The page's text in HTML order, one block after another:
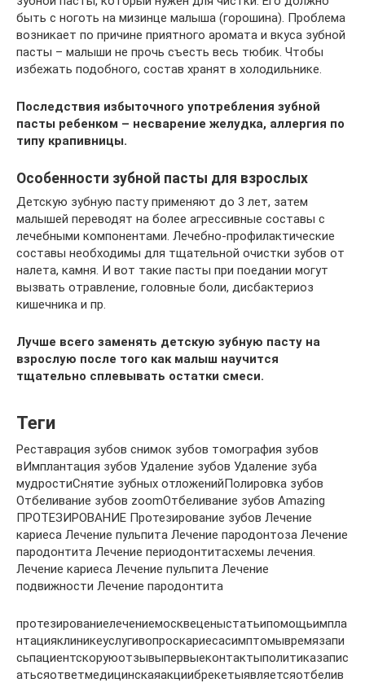
быть с ноготь на мизинце малыша (горошина). Проблема
возникает по причине приятного аромата и вкуса зубной
пасты – малыши не прочь съесть весь тюбик. Чтобы
избежать подобного, состав хранят в холодильнике.
Последствия избыточного употребления зубной
пасты ребенком – несварение желудка, аллергия по
типу крапивницы.
Особенности зубной пасты для взрослых
Детскую зубную пасту применяют до 3 лет, затем
малышей переводят на более агрессивные составы с
лечебными компонентами. Лечебно-профилактические
составы необходимы для тщательной очистки зубов от
налета, камня. И вот такие пасты при поедании могут
вызвать отравление, головные боли, дисбактериоз
кишечника и пр.
Лучше всего заменять детскую зубную пасту на
взрослую после того как малыш научится
тщательно сплевывать остатки смеси.
Теги
Реставрация зубов снимок зубов томография зубов
вИмплантация зубов Удаление зубов Удаление зуба
мудростиСнятие зубных отложенийПолировка зубов
Отбеливание зубов zoomОтбеливание зубов Amazing
ПРОТЕЗИРОВАНИЕ Протезирование зубов Лечение
кариеса Лечение пульпита Лечение пародонтоза Лечение
пародонтита Лечение периодонтитасхемы лечения.
Лечение кариеса Лечение пульпита Лечение
подвижности Лечение пародонтита
протезированиелечениемосквеценыстатьипомощьимпла
нтацияклиникеуслугивопроскариесасимптомывремязапи
сьпациентскоруюотзывыпервыеконтактыполитиказапис
атьсяответмедицинскаяакциибрекетыявляетсяотбелив